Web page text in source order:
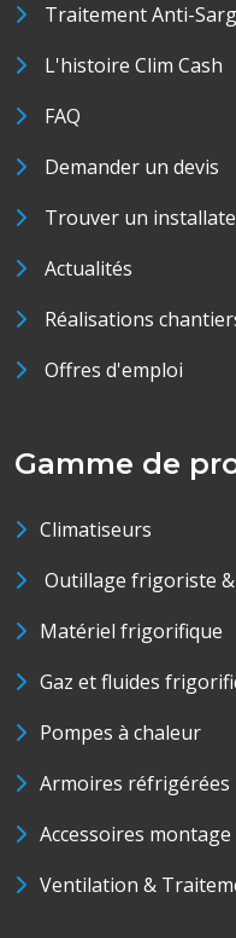
Traitement Anti-
L'histoire Clim Cash
FAQ
Demander un devis
Trouver un
Actualités
Réalisations
Offres d'emploi
Gamme de
Climatiseurs
Outillage frigoriste
Matériel frigorifique
Gaz et fluides
Pompes à chaleur
Armoires réfrigérées
Accessoires
Ventilation &